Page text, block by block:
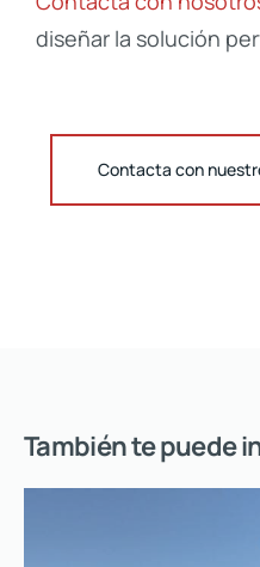
diseñar la solución
Contacta con
También te puede